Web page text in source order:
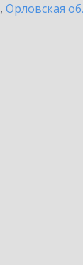
, Орловская